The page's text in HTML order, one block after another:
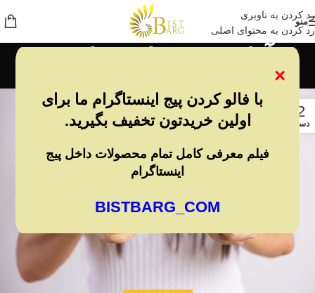
رد کردن به ناوبری
رد کردن به محتوای اصلی
منو
22
دسامبر
×
با فالو کردن پیج اینستاگرام ما برای
اولین خریدتون تخفیف بگیرید.
فیلم معرفی کامل تمام محصولات داخل پیج
اینستاگرام
BISTBARG_COM